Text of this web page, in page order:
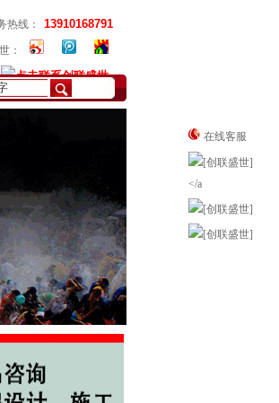
热线： 13910168791
：
在线客服